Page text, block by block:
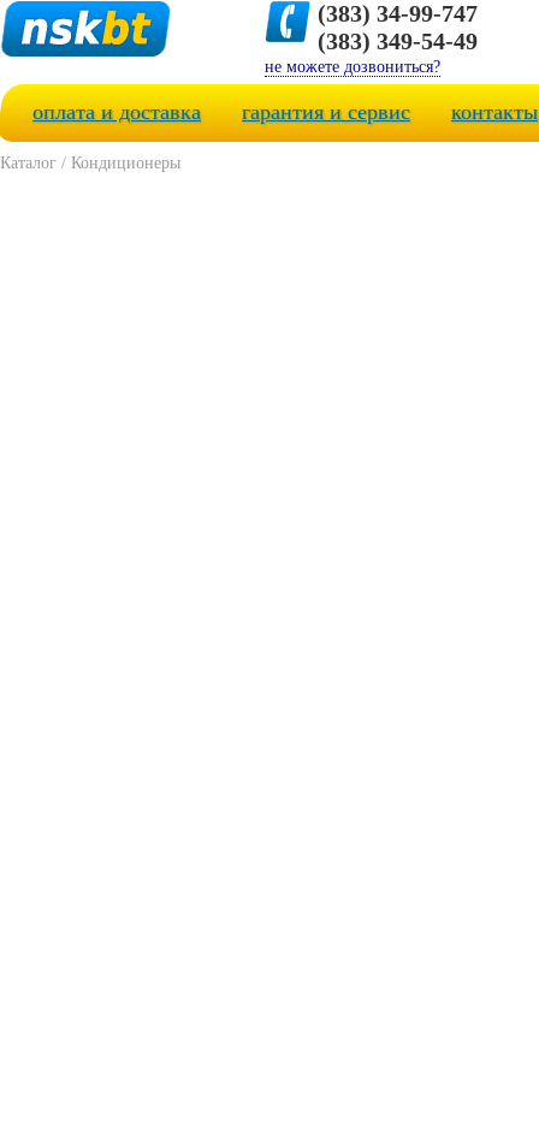
(383) 34-99-747
(383) 349-54-49
не можете дозвониться?
оплата и доставка гарантия и сервис контакты
Каталог / Кондиционеры